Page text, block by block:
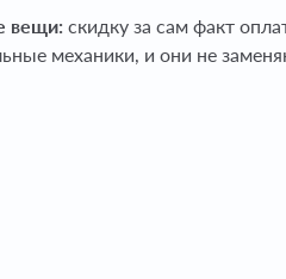
вещи: скидку за сам факт
механики, и они не